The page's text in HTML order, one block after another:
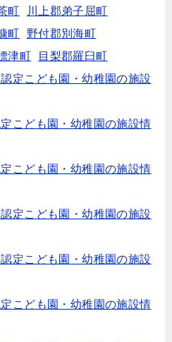
町
川上郡弟子屈町
町
野付郡別海町
津町
目梨郡羅臼町
定こども園・幼稚園の施設
こども園・幼稚園の施設情
こども園・幼稚園の施設情
定こども園・幼稚園の施設
定こども園・幼稚園の施設
こども園・幼稚園の施設情